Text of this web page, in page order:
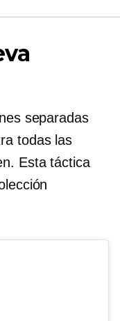
separadas
todas las
Esta táctica